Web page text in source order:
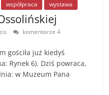
współpraca wystawa
komentarze 4
gościła już kiedyś
Rynek 6). Dziś powraca,
w Muzeum Pana